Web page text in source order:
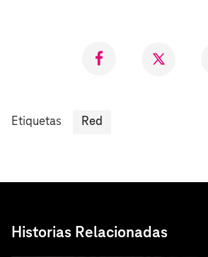
Compartir
Compartir
Etiquetas
Red
Historias Relacionadas